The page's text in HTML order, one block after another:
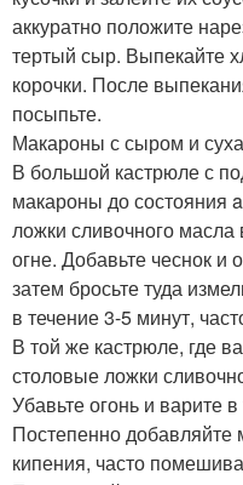
аккуратно положите
тертый сыр. Выпекайте
корочки. После
посыпьте.
Макароны с сыром и
В большой кастрюле с
макароны до состояния
ложки сливочного масла
огне. Добавьте чеснок и
затем бросьте туда
в течение 3-5 минут,
В той же кастрюле, где
столовые ложки
Убавьте огонь и варите
Постепенно добавляйте
кипения, часто